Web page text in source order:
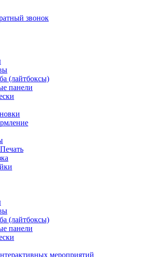
звонок
(лайтбоксы)
панели
(лайтбоксы)
панели
мероприятий